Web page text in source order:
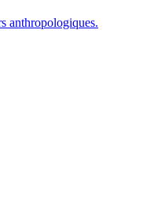
anthropologiques.